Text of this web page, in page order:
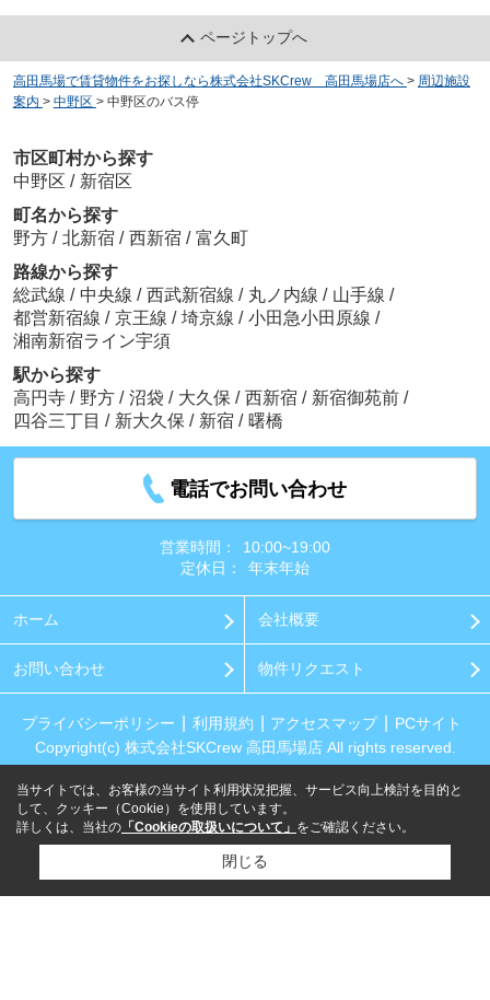
ページトップへ
高田馬場で賃貸物件をお探しなら株式会社SKCrew 高田馬場店へ > 周辺施設
案内 > 中野区 > 中野区のバス停
市区町村から探す
中野区 / 新宿区
町名から探す
野方 / 北新宿 / 西新宿 / 富久町
路線から探す
総武線 / 中央線 / 西武新宿線 / 丸ノ内線 / 山手線 /
都営新宿線 / 京王線 / 埼京線 / 小田急小田原線 /
湘南新宿ライン宇須
駅から探す
高円寺 / 野方 / 沼袋 / 大久保 / 西新宿 / 新宿御苑前 /
四谷三丁目 / 新大久保 / 新宿 / 曙橋
電話でお問い合わせ
営業時間：
10:00~19:00
定休日：
年末年始
ホーム 会社概要
お問い合わせ 物件リクエスト
プライバシーポリシー 利用規約 アクセスマップ
PCサイト
Copyright(c) 株式会社SKCrew 高田馬場店 All rights reserved.
当サイトでは、お客様の当サイト利用状況把握、サービス向上検討を目的と
して、クッキー（Cookie）を使用しています。
詳しくは、当社の 「Cookieの取扱いについて」 をご確認ください。
閉じる